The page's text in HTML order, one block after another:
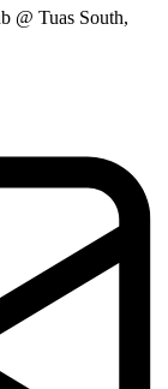
@ Tuas South,